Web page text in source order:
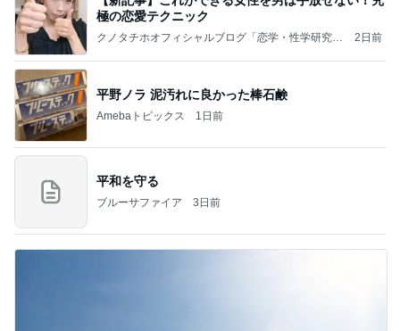
極の恋愛テクニック
クノタチホオフィシャルブログ「恋学・性学研究
2日前
平野ノラ 泥汚れに良かった棒石鹸
Amebaトピックス 1日前
平和を守る
ブルーサファイア 3日前